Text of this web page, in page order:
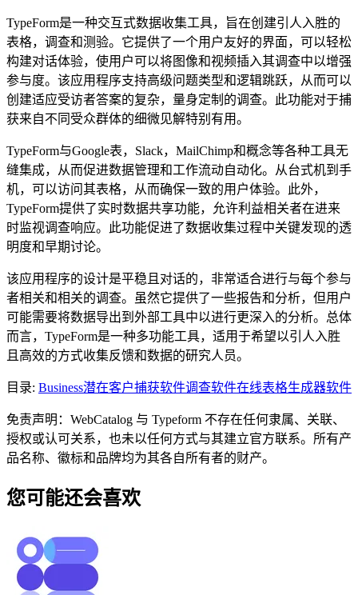
TypeForm是一种交互式数据收集工具，旨在创建引人入胜的
表格，调查和测验。它提供了一个用户友好的界面，可以轻松
构建对话体验，使用户可以将图像和视频插入其调查中以增强
参与度。该应用程序支持高级问题类型和逻辑跳跃，从而可以
创建适应受访者答案的复杂，量身定制的调查。此功能对于捕
获来自不同受众群体的细微见解特别有用。
TypeForm与Google表，Slack，MailChimp和概念等各种工具无
缝集成，从而促进数据管理和工作流动自动化。从台式机到手
机，可以访问其表格，从而确保一致的用户体验。此外，
TypeForm提供了实时数据共享功能，允许利益相关者在进来
时监视调查响应。此功能促进了数据收集过程中关键发现的透
明度和早期讨论。
该应用程序的设计是平稳且对话的，非常适合进行与每个参与
者相关和相关的调查。虽然它提供了一些报告和分析，但用户
可能需要将数据导出到外部工具中以进行更深入的分析。总体
而言，TypeForm是一种多功能工具，适用于希望以引人入胜
且高效的方式收集反馈和数据的研究人员。
目录: Business潜在客户捕获软件调查软件在线表格生成器软件
免责声明：WebCatalog 与 Typeform 不存在任何隶属、关联、
授权或认可关系，也未以任何方式与其建立官方联系。所有产
品名称、徽标和品牌均为其各自所有者的财产。
您可能还会喜欢